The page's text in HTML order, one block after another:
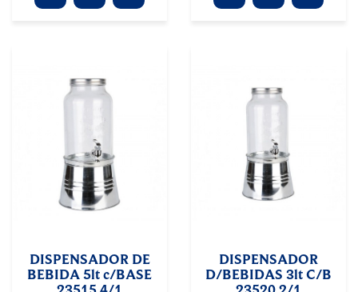
DISPENSADOR DE
BEBIDA 5lt c/BASE
DISPENSADOR
D/BEBIDAS 3lt C/B